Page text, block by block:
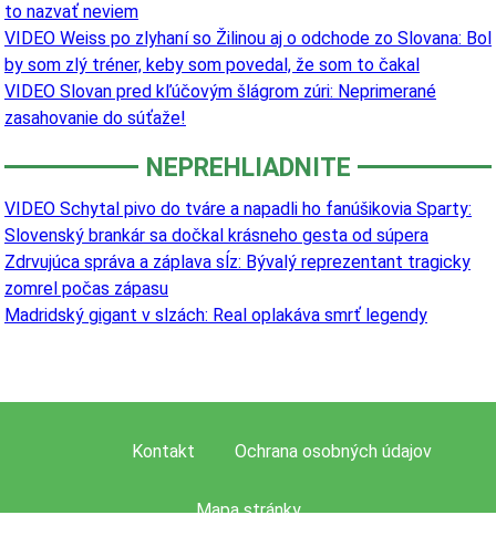
to nazvať neviem
VIDEO Weiss po zlyhaní so Žilinou aj o odchode zo Slovana: Bol
by som zlý tréner, keby som povedal, že som to čakal
VIDEO Slovan pred kľúčovým šlágrom zúri: Neprimerané
zasahovanie do súťaže!
NEPREHLIADNITE
VIDEO Schytal pivo do tváre a napadli ho fanúšikovia Sparty:
Slovenský brankár sa dočkal krásneho gesta od súpera
Zdrvujúca správa a záplava sĺz: Bývalý reprezentant tragicky
zomrel počas zápasu
Madridský gigant v slzách: Real oplakáva smrť legendy
Kontakt Ochrana osobných údajov
Mapa stránky